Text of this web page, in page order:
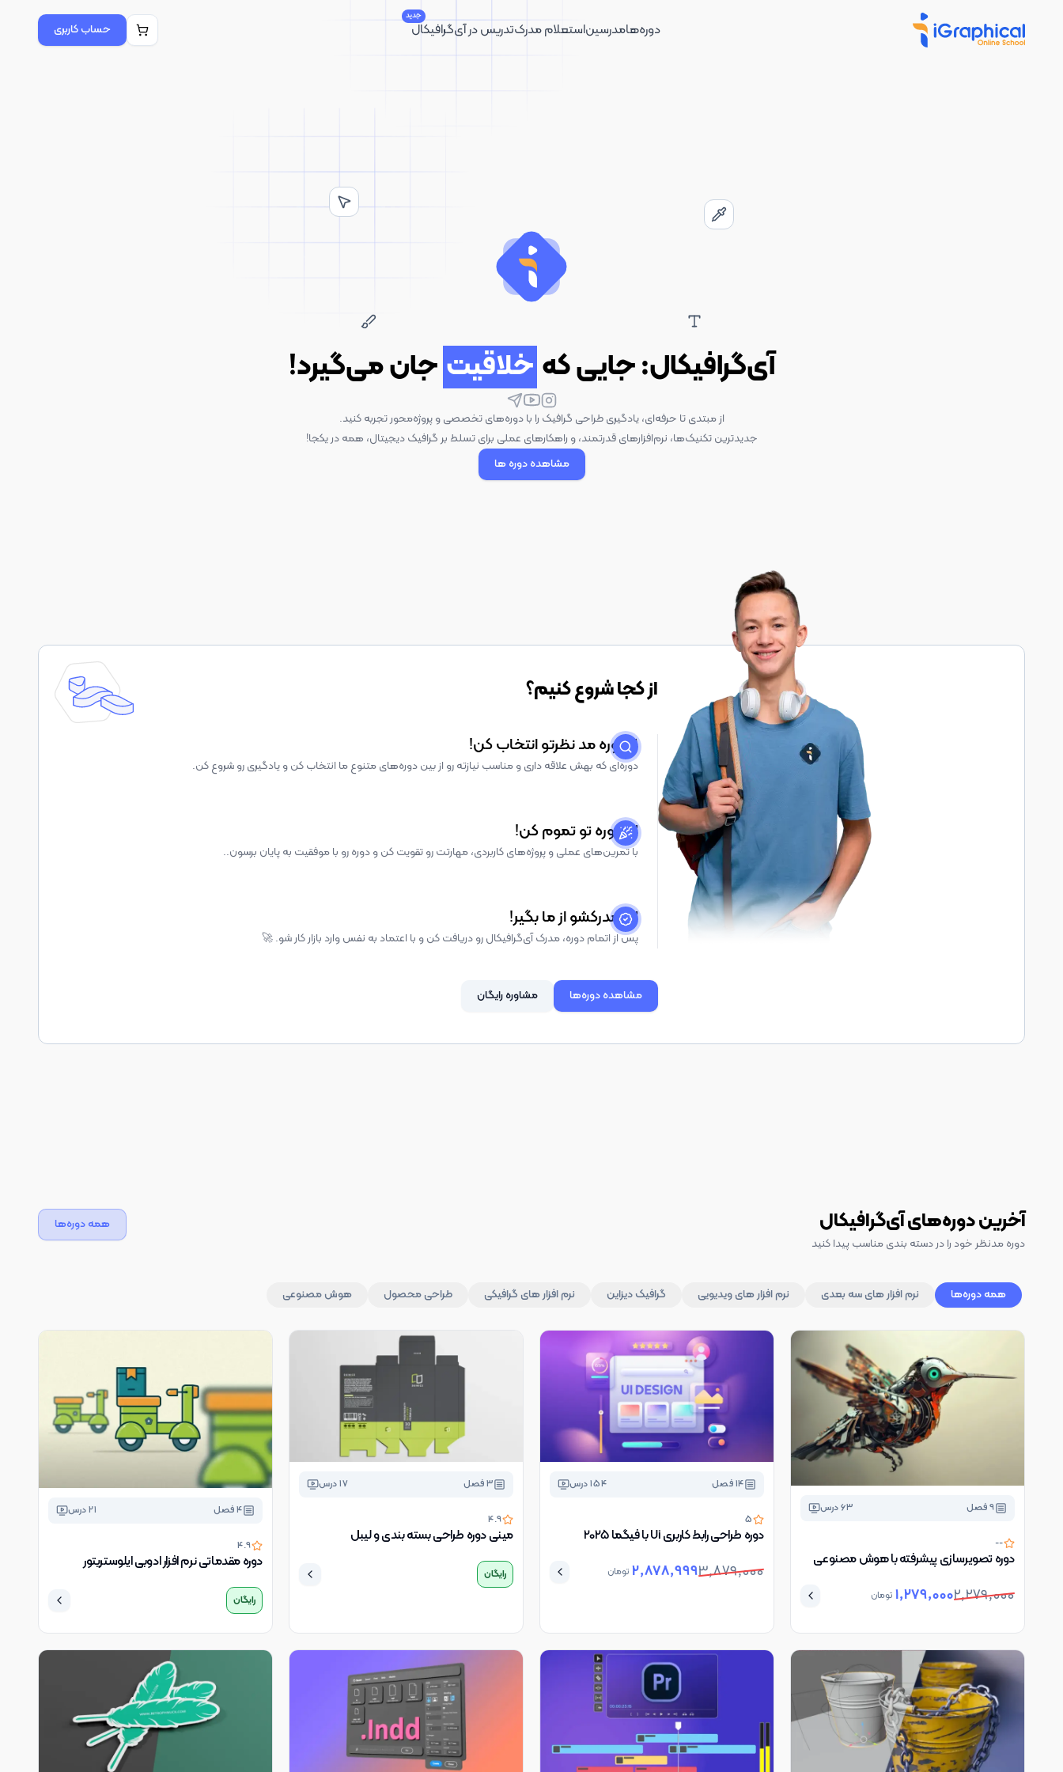
دوره‌هامدرسیناستعلام مدرکتدریس در آی‌گرافیکال
جدید
حساب کاربری
آی‌گرافیکال: جایی که خلاقیت جان می‌گیرد!
از مبتدی تا حرفه‌ای، یادگیری طراحی گرافیک را با دوره‌های تخصصی و پروژه‌محور تجربه کنید.
جدیدترین تکنیک‌ها، نرم‌افزارهای قدرتمند، و راهکارهای عملی برای تسلط بر گرافیک دیجیتال، همه در یکجا!
مشاهده دوره ها
از کجا شروع کنیم؟
1. دوره مد نظرتو انتخاب کن!
دوره‌ای که بهش علاقه داری و مناسب نیازته رو از بین دوره‌های متنوع ما انتخاب کن و یادگیری رو شروع کن.
2. دوره تو تموم کن!
با تمرین‌های عملی و پروژه‌های کاربردی، مهارتت رو تقویت کن و دوره رو با موفقیت به پایان برسون..
3. مدرکشو از ما بگیر!
پس از اتمام دوره، مدرک آی‌گرافیکال رو دریافت کن و با اعتماد به نفس وارد بازار کار شو. 🚀
مشاهده دوره‌ها مشاوره رایگان
آخرین دوره‌های آی‌گرافیکال
دوره مدنظر خود را در دسته بندی مناسب پیدا کنید
همه دوره‌ها
همه دوره‌ها نرم افزار های سه بعدی نرم افزار های ویدیویی گرافیک دیزاین نرم افزار های گرافیکی طراحی محصول هوش مصنوعی
9فصل 63درس
--
دوره تصویرسازی پیشرفته با هوش مصنوعی
2,279,000
1,279,000 تومان
14فصل 154درس
5
دوره طراحی رابط کاربری Ui با فیگما 2025
3,879,000
2,878,999 تومان
3فصل 17درس
4.9
مینی دوره طراحی بسته بندی و لیبل
رایگان
4فصل 21درس
4.9
دوره مقدماتی نرم افزار ادوبی ایلوستریتور
رایگان